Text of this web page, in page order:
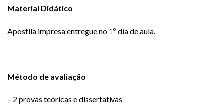
Material Didático
Apostila impresa entregue no 1º dia de aula.
Método de avaliação
– 2 provas teóricas e dissertativas